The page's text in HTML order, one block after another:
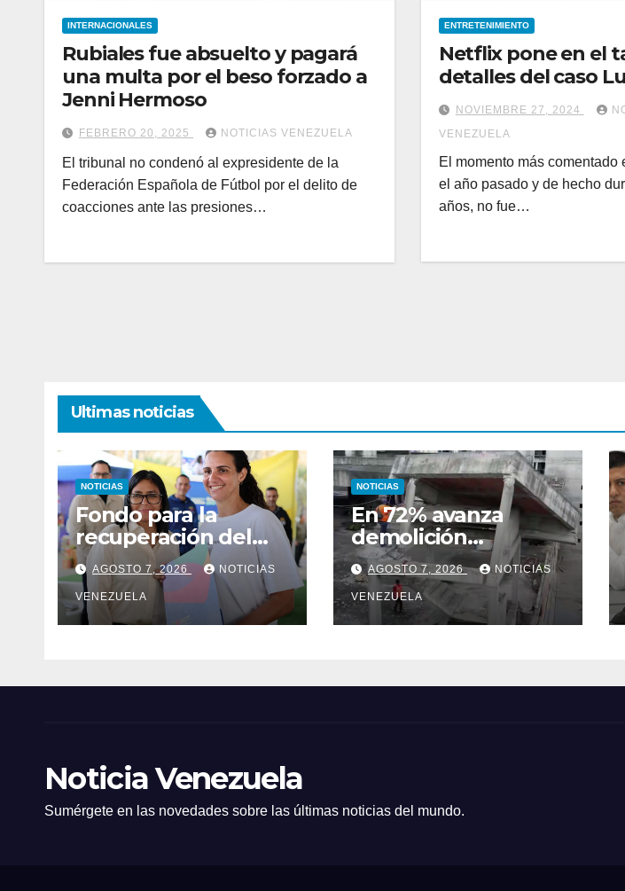
INTERNACIONALES
Rubiales fue absuelto y pagará
una multa por el beso forzado a
Jenni Hermoso
FEBRERO 20, 2025 NOTICIAS VENEZUELA
El tribunal no condenó al expresidente de la
Federación Española de Fútbol por el delito de
coacciones ante las presiones…
ENTRETENIMIENTO
Netflix pone en el
detalles del caso
NOVIEMBRE 27, 2024
VENEZUELA
El momento más comentado
el año pasado y de hecho
años, no fue…
Ultimas noticias
NOTICIAS
Fondo para la
recuperación del
comercio en La
Guaira
AGOSTO 7, 2026 NOTICIAS
VENEZUELA
NOTICIAS
En 72% avanza
demolición
controlada de la
fosa de ascensores
en la Torre de David
AGOSTO 7, 2026 NOTICIAS
VENEZUELA
Noticia Venezuela
Sumérgete en las novedades sobre las últimas noticias del mundo.